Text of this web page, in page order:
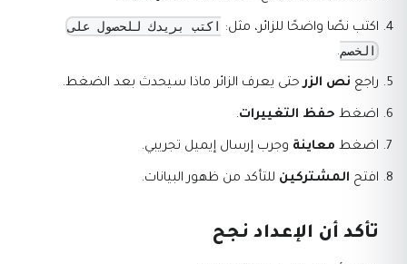
اكتب نصًا واضحًا للزائر، مثل: اكتب بريدك للحصول على
الخصم.
راجع نص الزرحتى يعرف الزائر ماذا سيحدث بعد الضغط.
اضغط حفظ التغييرات.
اضغط معاينة وجرب إرسال إيميل تجريبي.
افتح المشتركين للتأكد من ظهور البيانات.
تأكد أن الإعداد نجح